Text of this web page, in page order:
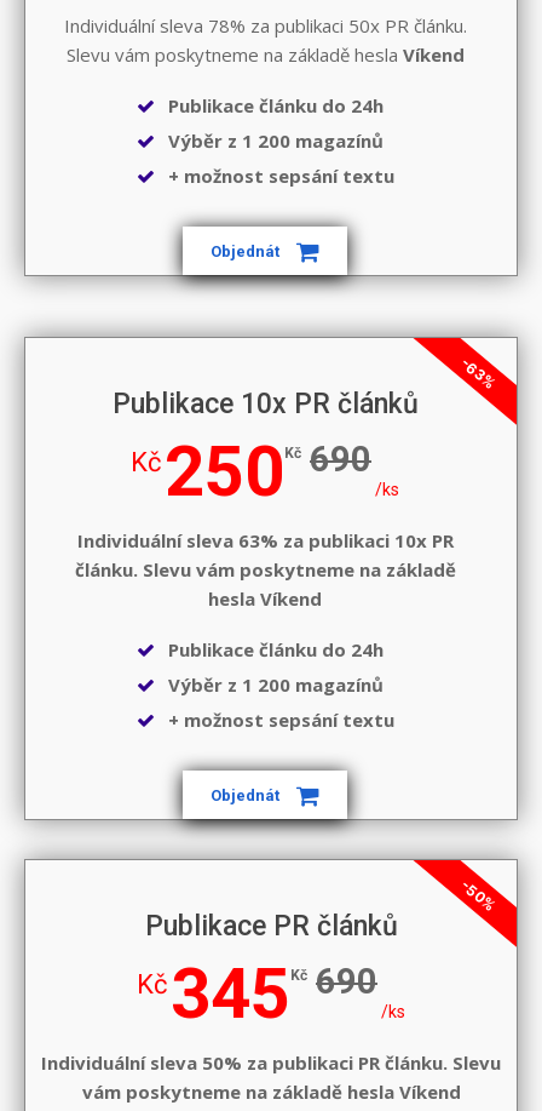
Individuální sleva 78% za publikaci 50x PR článku.
Slevu vám poskytneme na základě hesla Víkend
Publikace článku do 24h
Výběr z 1 200 magazínů
+ možnost sepsání textu
Objednát
-63%
Publikace 10x PR článků
Kč 250 Kč 690
/ks
Individuální sleva 63% za publikaci 10x PR
článku. Slevu vám poskytneme na základě
hesla Víkend
Publikace článku do 24h
Výběr z 1 200 magazínů
+ možnost sepsání textu
Objednát
-50%
Publikace PR článků
Kč 345 Kč 690
/ks
Individuální sleva 50% za publikaci PR článku. Slevu
vám poskytneme na základě hesla Víkend